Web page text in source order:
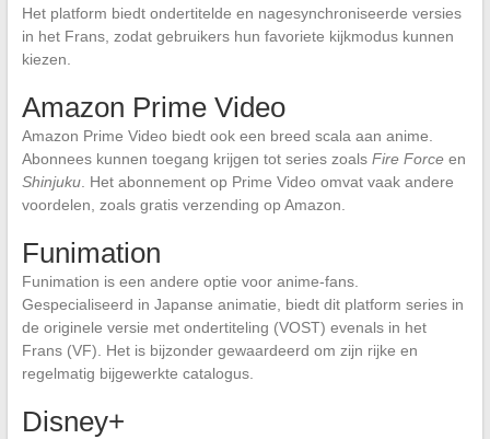
Het platform biedt ondertitelde en nagesynchroniseerde versies
in het Frans, zodat gebruikers hun favoriete kijkmodus kunnen
kiezen.
Amazon Prime Video
Amazon Prime Video biedt ook een breed scala aan anime.
Abonnees kunnen toegang krijgen tot series zoals Fire Forceen
Shinjuku. Het abonnement op Prime Video omvat vaak andere
voordelen, zoals gratis verzending op Amazon.
Funimation
Funimation is een andere optie voor anime-fans.
Gespecialiseerd in Japanse animatie, biedt dit platform series in
de originele versie met ondertiteling (VOST) evenals in het
Frans (VF). Het is bijzonder gewaardeerd om zijn rijke en
regelmatig bijgewerkte catalogus.
Disney+